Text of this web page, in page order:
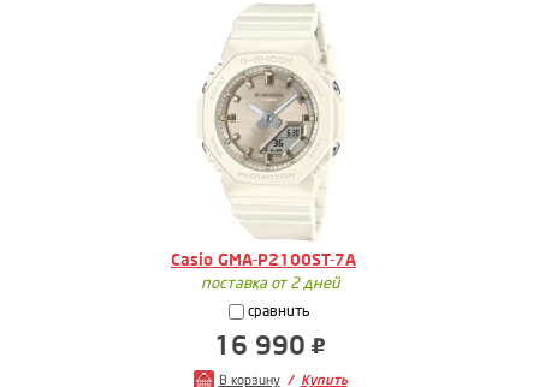
Casio GMA-P2100ST-7A
поставка от 2 дней
сравнить
16 990
В корзину Купить